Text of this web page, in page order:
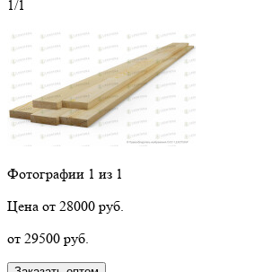
1/1
Фотографии 1 из 1
Цена от 28000 руб.
от 29500 руб.